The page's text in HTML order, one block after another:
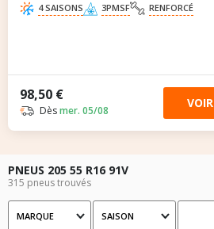
4 SAISONS 3PMSF RENFORCÉ
98,50 €
Dèsmer. 05/08 VOIR
PNEUS 205 55 R16 91V
315 pneus trouvés
MARQUE SAISON